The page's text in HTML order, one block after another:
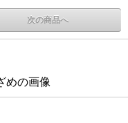
次の商品へ